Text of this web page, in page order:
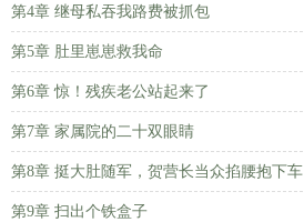
第4章 继母私吞我路费被抓包
第5章 肚里崽崽救我命
第6章 惊！残疾老公站起来了
第7章 家属院的二十双眼睛
第8章 挺大肚随军，贺营长当众掐腰抱下车
第9章 扫出个铁盒子